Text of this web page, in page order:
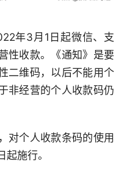
年3月1日起微信、支
性收款。《通知》是要
二维码，以后不能用个
非经营的个人收款码仍
，对个人收款条码的使用
施行。